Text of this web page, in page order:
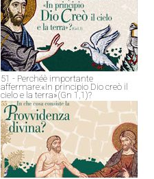
51 - Perchéè importante
affermare:«In principio Dio creò il
cielo e la terra»(Gn 1,1)?